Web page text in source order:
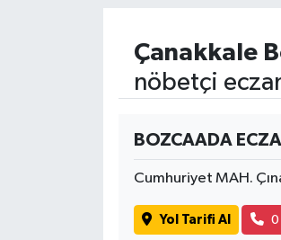
Çanakkale
nöbetçi
BOZCAADA
Cumhuriyet MAH.
Yol Tarifi Al 0